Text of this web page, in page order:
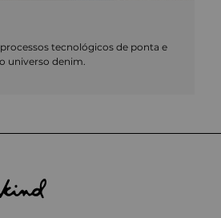
tecnológicos de ponta e
universo denim.